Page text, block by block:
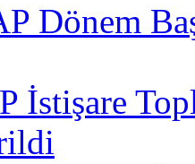
Dönem